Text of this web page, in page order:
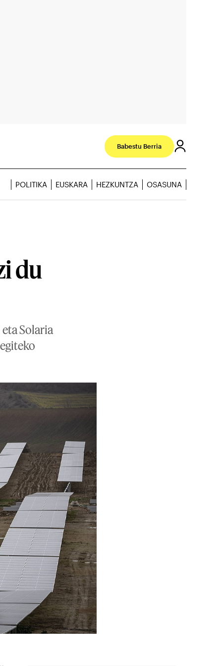
Babestu Berria
POLITIKA EUSKARA HEZKUNTZA OSASUNA
du
Solaria